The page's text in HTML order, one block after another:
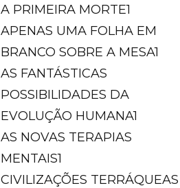
A PRIMEIRA MORTE1
APENAS UMA FOLHA EM
BRANCO SOBRE A MESA1
AS FANTÁSTICAS
POSSIBILIDADES DA
EVOLUÇÃO HUMANA1
AS NOVAS TERAPIAS
MENTAIS1
CIVILIZAÇÕES TERRÁQUEAS